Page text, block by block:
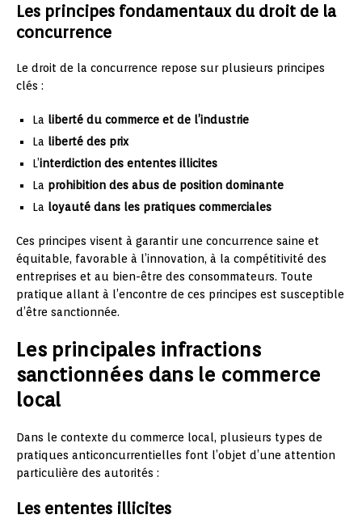
Les principes fondamentaux du droit de la
concurrence
Le droit de la concurrence repose sur plusieurs principes
clés :
La liberté du commerce et de l’industrie
La liberté des prix
L’interdiction des ententes illicites
La prohibition des abus de position dominante
La loyauté dans les pratiques commerciales
Ces principes visent à garantir une concurrence saine et
équitable, favorable à l’innovation, à la compétitivité des
entreprises et au bien-être des consommateurs. Toute
pratique allant à l’encontre de ces principes est susceptible
d’être sanctionnée.
Les principales infractions
sanctionnées dans le commerce
local
Dans le contexte du commerce local, plusieurs types de
pratiques anticoncurrentielles font l’objet d’une attention
particulière des autorités :
Les ententes illicites